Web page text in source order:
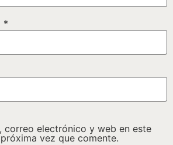
*
correo electrónico y web en este
vez que comente.